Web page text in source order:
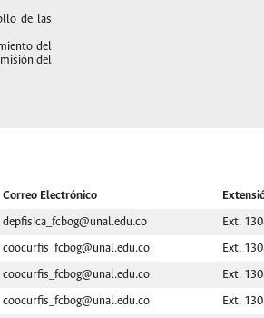
de las
del
del
Correo Electrónico
depfisica_fcbog@unal.edu.co Ext.
coocurfis_fcbog@unal.edu.co Ext.
coocurfis_fcbog@unal.edu.co Ext.
coocurfis_fcbog@unal.edu.co Ext.